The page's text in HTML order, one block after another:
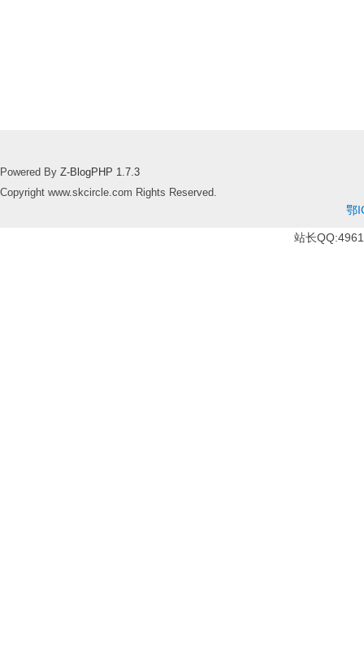
Powered By Z-BlogPHP 1.7.3
Copyright www.skcircle.com Rights Reserved.
鄂
站长